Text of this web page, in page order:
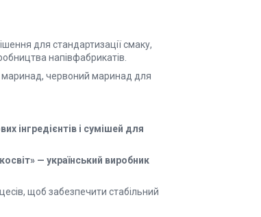
для стандартизації смаку,
напівфабрикатів.
червоний маринад для
інгредієнтів і сумішей для
— український виробник
щоб забезпечити стабільний